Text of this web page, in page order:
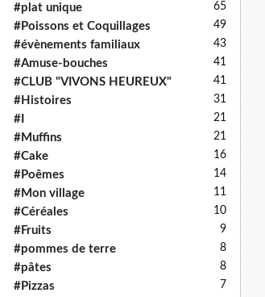
#plat unique 65
#Poissons et Coquillages 49
#évènements familiaux 43
#Amuse-bouches 41
#CLUB "VIVONS HEUREUX" 41
#Histoires 31
#I 21
#Muffins 21
#Cake 16
#Poêmes 14
#Mon village 11
#Céréales 10
#Fruits 9
#pommes de terre 8
#pâtes 8
#Pizzas 7